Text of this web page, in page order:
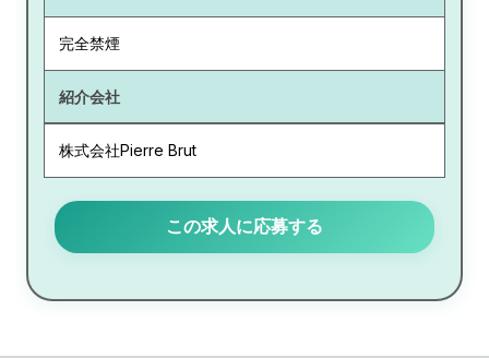
完全禁煙
紹介会社
株式会社Pierre Brut
この求人に応募する